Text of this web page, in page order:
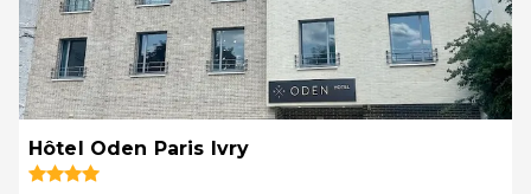
Hôtel Oden Paris Ivry